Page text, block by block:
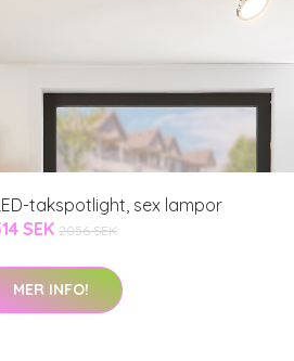
takspotlight, sex lampor
SEK 2056 SEK
MER INFO!